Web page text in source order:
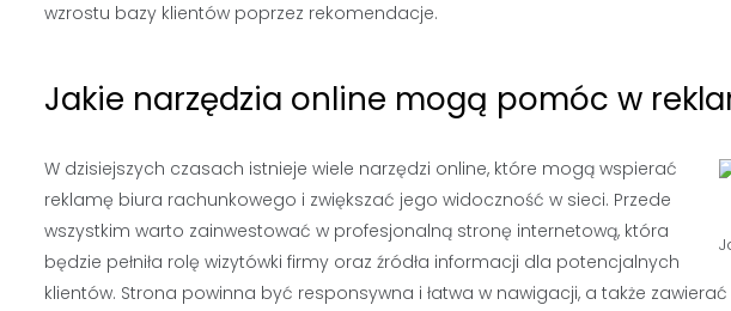
wzrostu bazy klientów poprzez rekomendacje.
Jakie narzędzia online mogą pomóc w
W dzisiejszych czasach istnieje wiele narzędzi online, które mogą wspierać
reklamę biura rachunkowego i zwiększać jego widoczność w sieci. Przede
wszystkim warto zainwestować w profesjonalną stronę internetową, która
będzie pełniła rolę wizytówki firmy oraz źródła informacji dla potencjalnych
klientów. Strona powinna być responsywna i łatwa w nawigacji, a także